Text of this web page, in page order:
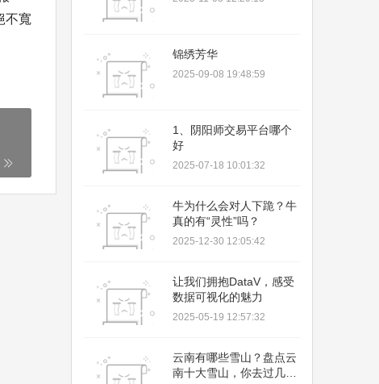
不寬
锦绣芳华
2025-09-08 19:48:59
1、阴阳师交易平台哪个
好
2025-07-18 10:01:32
牛为什么会对人下跪？牛
真的有“灵性”吗？
2025-12-30 12:05:42
让我们拥抱DataV，感受
数据可视化的魅力
2025-05-19 12:57:32
云南有哪些雪山？盘点云
南十大雪山，你去过几